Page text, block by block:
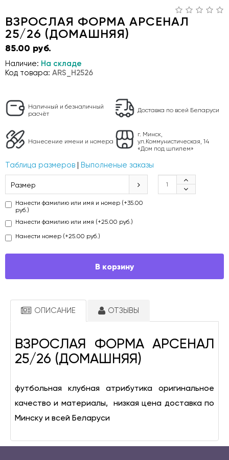
ВЗРОСЛАЯ ФОРМА АРСЕНАЛ
25/26 (ДОМАШНЯЯ)
85.00 руб.
Наличие: На складе
Код товара: ARS_H2526
Наличный и безналичный
расчёт
Доставка по всей Беларуси
Нанесение имени и номера
г. Минск,
ул.Коммунистическая, 14
«Дом под шпилем»
Таблица размеров | Выполненые заказы
Размер
Нанести фамилию или имя и номер (+35.00
руб.)
Нанести фамилию или имя (+25.00 руб.)
Нанести номер (+25.00 руб.)
В корзину
ОПИСАНИЕ ОТЗЫВЫ
ВЗРОСЛАЯ ФОРМА АРСЕНАЛ
25/26 (ДОМАШНЯЯ)
футбольная клубная атрибутика оригинальное
качество и материалы,  низкая цена доставка по
Минску и всей Беларуси